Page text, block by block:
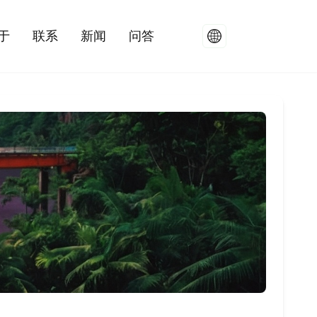
联系 新闻 问答